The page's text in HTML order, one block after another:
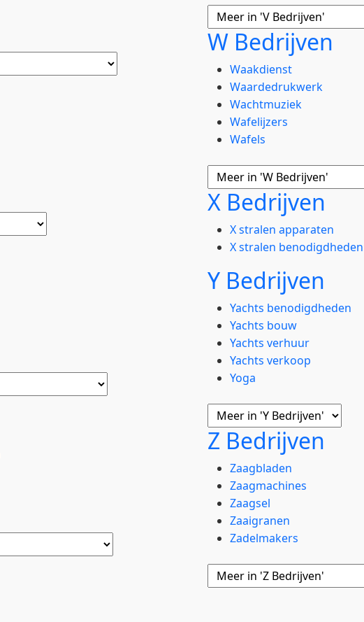
W Bedrijven
Waakdienst
Waardedrukwerk
Wachtmuziek
Wafelijzers
Wafels
X Bedrijven
X stralen apparaten
X stralen benodigdheden
Y Bedrijven
Yachts benodigdheden
Yachts bouw
Yachts verhuur
Yachts verkoop
Yoga
Z Bedrijven
Zaagbladen
Zaagmachines
Zaagsel
Zaaigranen
Zadelmakers